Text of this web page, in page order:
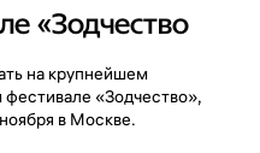
«Зодчество
на крупнейшем
«Зодчество»,
в Москве.